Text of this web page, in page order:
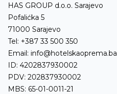
HAS GROUP d.o.o. Sarajevo
Pofalićka 5
71000 Sarajevo
Tel: +387 33 500 350
Email: info@hotelskaoprema.ba
ID: 4202837930002
PDV: 202837930002
MBS: 65-01-0011-21